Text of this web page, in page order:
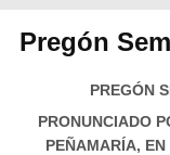
Pregón
PREGÓN
PRONUNCIADO
PEÑAMARÍA,